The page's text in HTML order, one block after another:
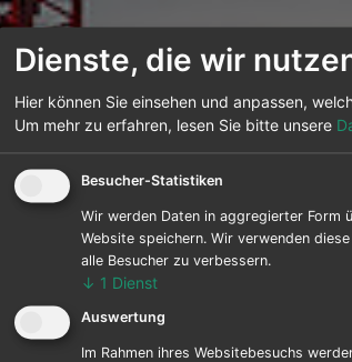
Dienste, die wir
Hier können Sie einsehen und anpassen,
Um mehr zu erfahren, lesen Sie bitte unsere
Besucher-Statistiken
Wir werden Daten in aggregierter Form
Website speichern. Wir verwenden
alle Besucher zu verbessern.
↓ 1 Dienst
Auswertung
Im Rahmen ihres Websitebesuchs